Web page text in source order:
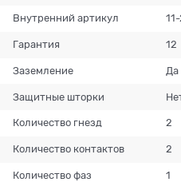
Внутренний артикул
Гарантия 12
Заземление Да
Защитные шторки
Количество гнезд 2
Количество контактов 2
Количество фаз 1